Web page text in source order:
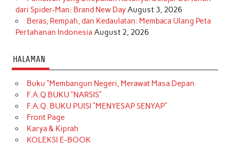
dari Spider-Man: Brand New DayAugust 3, 2026
Beras, Rempah, dan Kedaulatan: Membaca Ulang Peta
Pertahanan Indonesia August 2, 2026
HALAMAN
Buku “Membangun Negeri, Merawat Masa Depan
F.A.Q BUKU “NARSIS”
F.A.Q. BUKU PUISI “MENYESAP SENYAP”
Front Page
Karya & Kiprah
KOLEKSI E-BOOK